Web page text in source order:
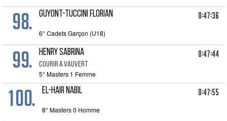
98. GUYONT-TUCCINI FLORIAN 0:47:36
6° Cadets Garçon (U18)
99. HENRY SABRINA
COURIR A VAUVERT
0:47:44
5° Masters 1 Femme
100. EL-HAIR NABIL 0:47:55
8° Masters 0 Homme